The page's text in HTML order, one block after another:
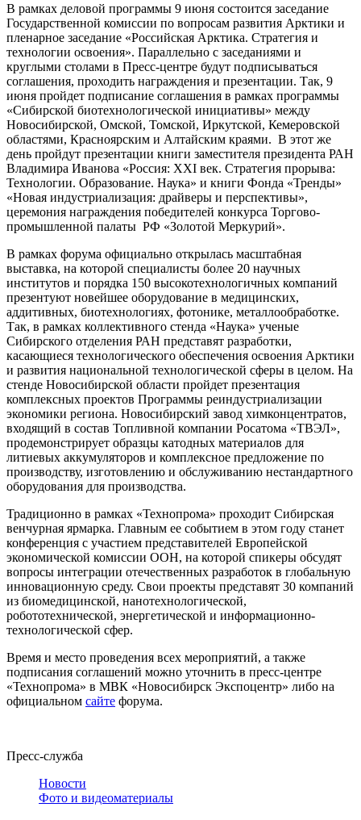
В рамках деловой программы 9 июня состоится заседание
Государственной комиссии по вопросам развития Арктики и
пленарное заседание «Российская Арктика. Стратегия и
технологии освоения». Параллельно с заседаниями и
круглыми столами в Пресс-центре будут подписываться
соглашения, проходить награждения и презентации. Так, 9
июня пройдет подписание соглашения в рамках программы
«Сибирской биотехнологической инициативы» между
Новосибирской, Омской, Томской, Иркутской, Кемеровской
областями, Красноярским и Алтайским краями. В этот же
день пройдут презентации книги заместителя президента РАН
Владимира Иванова «Россия: XXI век. Стратегия прорыва:
Технологии. Образование. Наука» и книги Фонда «Тренды»
«Новая индустриализация: драйверы и перспективы»,
церемония награждения победителей конкурса Торгово-
промышленной палаты РФ «Золотой Меркурий».
В рамках форума официально открылась масштабная
выставка, на которой специалисты более 20 научных
институтов и порядка 150 высокотехнологичных компаний
презентуют новейшее оборудование в медицинских,
аддитивных, биотехнологиях, фотонике, металлообработке.
Так, в рамках коллективного стенда «Наука» ученые
Сибирского отделения РАН представят разработки,
касающиеся технологического обеспечения освоения Арктики
и развития национальной технологической сферы в целом. На
стенде Новосибирской области пройдет презентация
комплексных проектов Программы реиндустриализации
экономики региона. Новосибирский завод химконцентратов,
входящий в состав Топливной компании Росатома «ТВЭЛ»,
продемонстрирует образцы катодных материалов для
литиевых аккумуляторов и комплексное предложение по
производству, изготовлению и обслуживанию нестандартного
оборудования для производства.
Традиционно в рамках «Технопрома» проходит Сибирская
венчурная ярмарка. Главным ее событием в этом году станет
конференция с участием представителей Европейской
экономической комиссии ООН, на которой спикеры обсудят
вопросы интеграции отечественных разработок в глобальную
инновационную среду. Свои проекты представят 30 компаний
из биомедицинской, нанотехнологической,
робототехнической, энергетической и информационно-
технологической сфер.
Время и место проведения всех мероприятий, а также
подписания соглашений можно уточнить в пресс-центре
«Технопрома» в МВК «Новосибирск Экспоцентр» либо на
официальном сайте форума.
Пресс-служба
Новости
Фото и видеоматериалы